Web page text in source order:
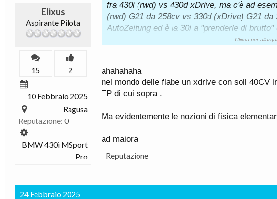
Elixus
Aspirante Pilota
15 2
10 Febbraio 2025
Ragusa
Reputazione: 0
BMW 430i MSport
Pro
fra 430i (rwd) vs 430d xDrive, ma c'è ad
(rwd) G21 da 258cv vs 330d (xDrive) G21
AutoZeitung ed è la 30i a "prenderle di brutto"
Parliamo di un gap di più di 6 secondi! A
Ed in questo caso specifico la differenza di
265cv/580nm (in variante monoturbo),
Duello: BMW 330 d Touring xDrive vs BMW
variante bi-turbo da 286cv/650nm e la 330i
Clicca per
ahahahaha
nel mondo delle fiabe un xdrive con soli 40CV
TP di cui sopra .
Ma evidentemente le nozioni di fisica
ad maiora
Reputazione
24 Febbraio 2025